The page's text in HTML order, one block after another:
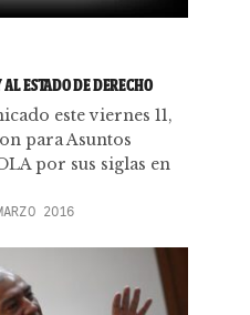
ESTADO DE DERECHO
este viernes 11,
para Asuntos
por sus siglas en
2016